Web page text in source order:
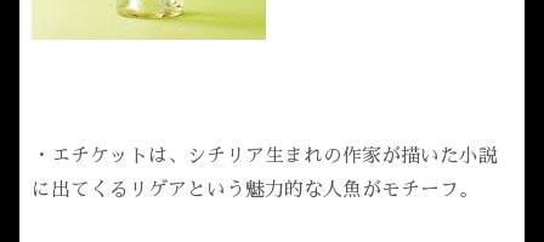
・エチケットは、シチリア生まれの作家が描いた小説
に出てくるリゲアという魅力的な人魚がモチーフ。